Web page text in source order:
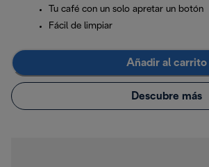
Tu café con un solo apretar un botón
Fácil de limpiar
Añadir al carrito
Descubre más